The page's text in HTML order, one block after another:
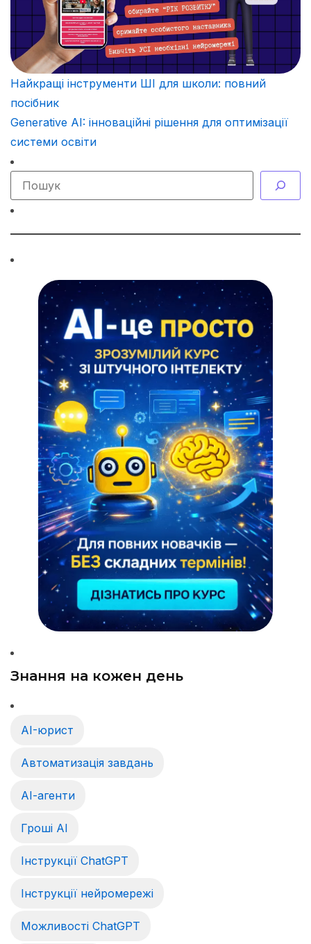
Найкращі інструменти ШІ для школи: повний
посібник
Generative AI: інноваційні рішення для оптимізації
системи освіти
Знання на кожен день
AI-юрист
Автоматизація завдань
АІ-агенти
Гроші АІ
Інструкції ChatGPT
Інструкції нейромережі
Можливості ChatGPT